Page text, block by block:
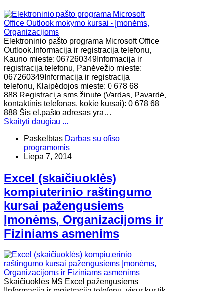
Elektroninio pašto programa Microsoft Office
Outlook.Informacija ir registracija telefonu,
Kauno mieste: 067260349Informacija ir
registracija telefonu, Panėvežio mieste:
067260349Informacija ir registracija
telefonu, Klaipėdojos mieste: 0 678 68
888.Registracija sms žinute (Vardas, Pavardė,
kontaktinis telefonas, kokie kursai): 0 678 68
888 Šis el.pašto adresas yra…
Skaityti daugiau ...
Paskelbtas Darbas su ofiso
programomis
Liepa 7, 2014
Excel (skaičiuoklės)
kompiuterinio raštingumo
kursai pažengusiems
Įmonėms, Organizacijoms ir
Fiziniams asmenims
Skaičiuoklės MS Excel pažengusiems